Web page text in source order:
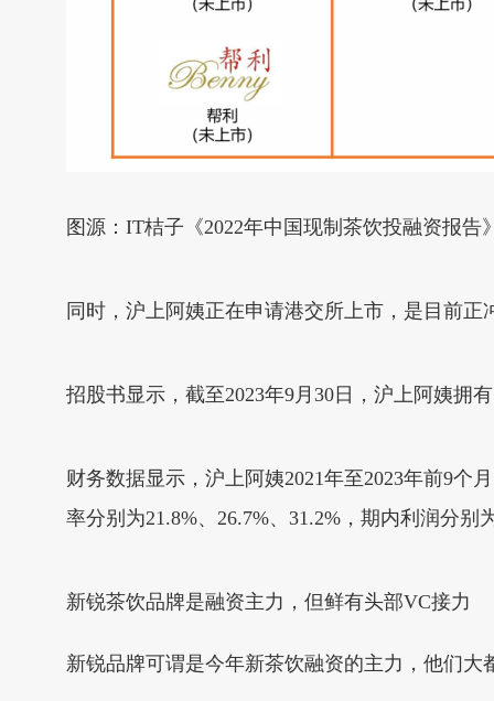
图源：IT桔子《2022年中国现制茶饮投融资报告
同时，沪上阿姨正在申请港交所上市，是目前
招股书显示，截至2023年9月30日，沪上阿姨拥
财务数据显示，沪上阿姨2021年至2023年前9个
率分别为21.8%、26.7%、31.2%，期内利润分别
新锐茶饮品牌是融资主力，但鲜有头部VC接力
新锐品牌可谓是今年新茶饮融资的主力，他们